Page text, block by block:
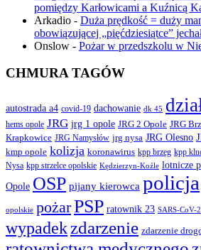
pomiędzy Karłowicami a Kuźnicą
Arkadio - Duża prędkość = duży
obowiązującej „pięćdziesiątce”
Onslow - Pożar w przedszkolu w
CHMURA TAGÓW
autostrada a4 covid-19 dachowanie dk 45
hems opole JRG jrg 1 opole JRG 2 Opole JRG
Krapkowice JRG Namysłów jrg nysa JRG Olesno
kmp opole kolizja koronawirus kpp brzeg kpp
Nysa kpp strzelce opolskie Kędzierzyn-Koźle lotnicze
Opole OSP pijany kierowca policja
opolskie pożarPSP ratownik 23 SARS-CoV-2
wypadekzdarzenie zdarzenie